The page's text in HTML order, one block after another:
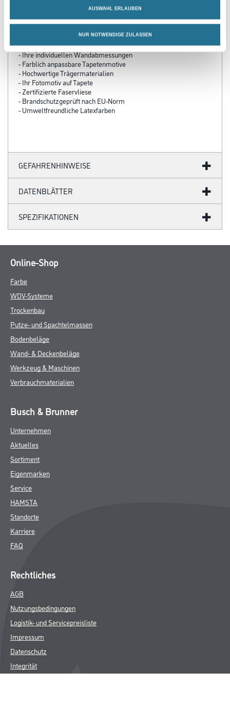
AUSWAHL ERLAUBEN
NUR NOTWENDIGE ZULASSEN
PRODUKTEIGENSCHAFTEN
- Über 100 Motive für jeden Geschmack
- Ihre individuellen Wandabmessungen
- Farblich anpassbare Tapetenmotive
- Hochwertige Trägermaterialien
- Ihr Fotomotiv auf Tapete
- Zertifizierte Faservliese
- Brandschutzgeprüft nach EU-Norm
- Umweltfreundliche Latexfarben
GEFAHRENHINWEISE
DATENBLÄTTER
SPEZIFIKATIONEN
Online-Shop
Farbe
WDV-Systeme
Trockenbau
Putze- und Spachtelmassen
Bodenbeläge
Wand- & Deckenbeläge
Werkzeug & Maschinen
Verbrauchmaterialien
Busch & Brunner
Unternehmen
Aktuelles
Sortiment
Eigenmarken
Service
HAMSTA
Standorte
Karriere
FAQ
Rechtliches
AGB
Nutzungsbedingungen
Logistik- und Servicepreisliste
Impressum
Datenschutz
Integrität